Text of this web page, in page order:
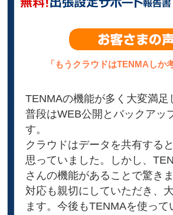
「もうクラウドはTENMAしか
TENMAの機能が多く大変満足
普段はWEB公開とバックアッ
す。
クラウドはデータを共有する
思っていました。しかし、
さんの機能があることで驚きま
対応も親切にしていただき、
ます。今後もTENMAを使って